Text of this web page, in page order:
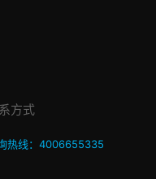
方式
热线：4006655335